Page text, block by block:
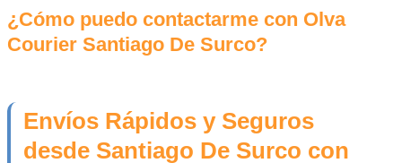
¿Cómo puedo contactarme con Olva
Courier Santiago De Surco?
Envíos Rápidos y Seguros
desde Santiago De Surco con